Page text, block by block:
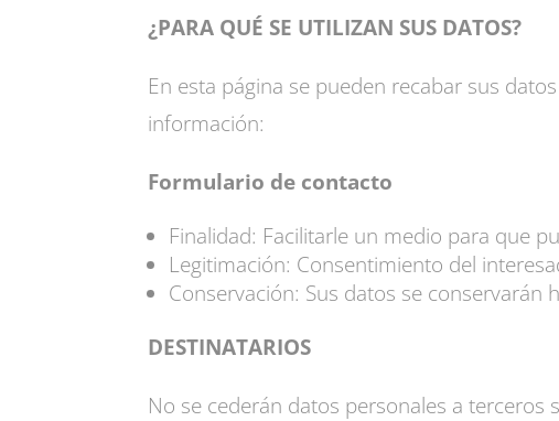
¿PARA QUÉ SE UTILIZAN SUS DATOS?
En esta página se pueden recabar sus
información:
Formulario de contacto
Finalidad: Facilitarle un medio para que
Legitimación: Consentimiento del
Conservación: Sus datos se
DESTINATARIOS
No se cederán datos personales a